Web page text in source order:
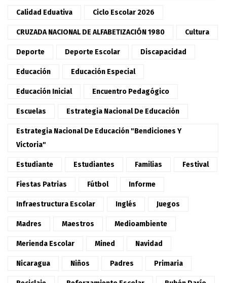
Calidad Eduativa Ciclo Escolar 2026
CRUZADA NACIONAL DE ALFABETIZACIÓN 1980 Cultura
Deporte Deporte Escolar Discapacidad
Educación Educación Especial
Educación Inicial Encuentro Pedagógico
Escuelas Estrategia Nacional De Educación
Estrategia Nacional De Educación "Bendiciones Y
Victoria"
Estudiante Estudiantes Familias Festival
Fiestas Patrias Fútbol Informe
Infraestructura Escolar Inglés Juegos
Madres Maestros Medioambiente
Merienda Escolar Mined Navidad
Nicaragua Niños Padres Primaria